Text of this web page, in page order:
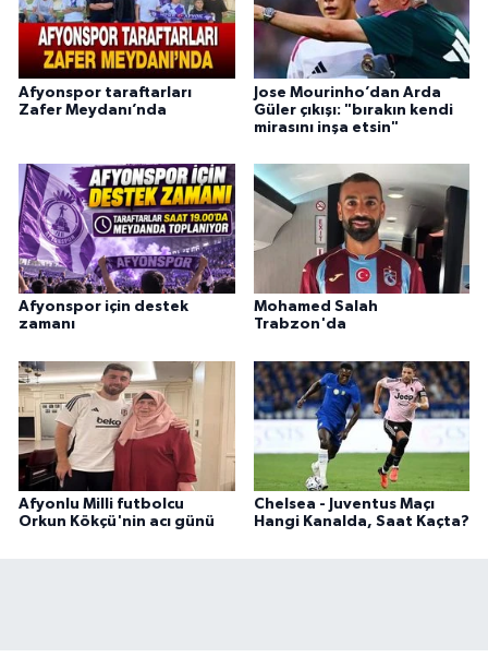
Afyonspor taraftarları
Zafer Meydanı’nda
Jose Mourinho’dan Arda
Güler çıkışı: "bırakın kendi
mirasını inşa etsin"
Afyonspor için destek
zamanı
Mohamed Salah
Trabzon'da
Afyonlu Milli futbolcu
Orkun Kökçü'nin acı günü
Chelsea - Juventus Maçı
Hangi Kanalda, Saat Kaçta?